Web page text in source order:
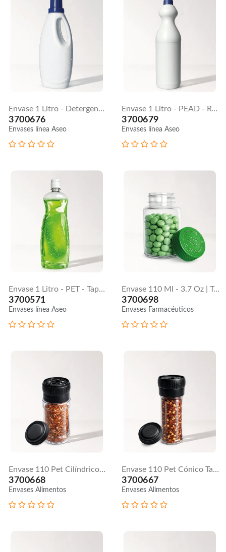
Envase 1 Litro - Detergente / Suavizante
3700676
Envases línea Aseo
Envase 1 Litro - PEAD - Ropa Color
3700679
Envases línea Aseo
Envase 1 Litro - PET - Tapa 28 Mm
3700571
Envases línea Aseo
Envase 110 Ml - 3.7 Oz | Tapa Push Down
3700698
Envases Farmacéuticos
Envase 110 Pet Cilíndrico Tapa Molino N°1
3700668
Envases Alimentos
Envase 110 Pet Cónico Tapa Molino N°1
3700667
Envases Alimentos